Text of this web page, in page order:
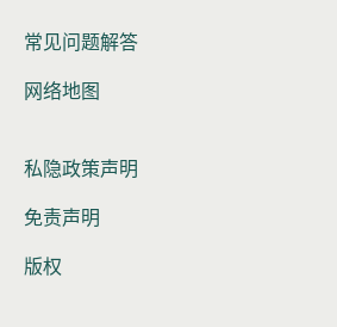
常见问题解答
网络地图
私隐政策声明
免责声明
版权